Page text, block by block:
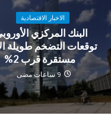
الاخبار الاقتصادية
البنك المركزي
توقعات التضخم طويلة
مستقرة قرب 2%
9 ساعات مضى